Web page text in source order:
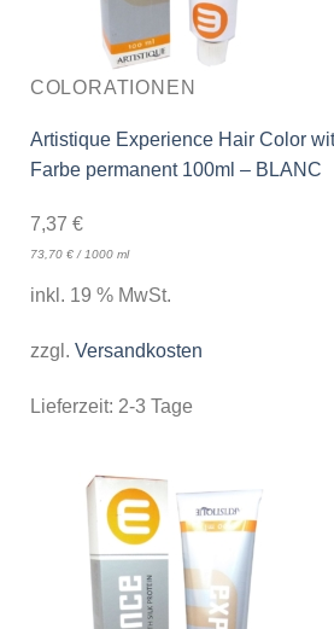
COLORATIONEN
Artistique Experience Hair Color
Farbe permanent 100ml – BLANC
7,37 €
73,70 €/1000 ml
inkl. 19 % MwSt.
zzgl. Versandkosten
Lieferzeit: 2-3 Tage